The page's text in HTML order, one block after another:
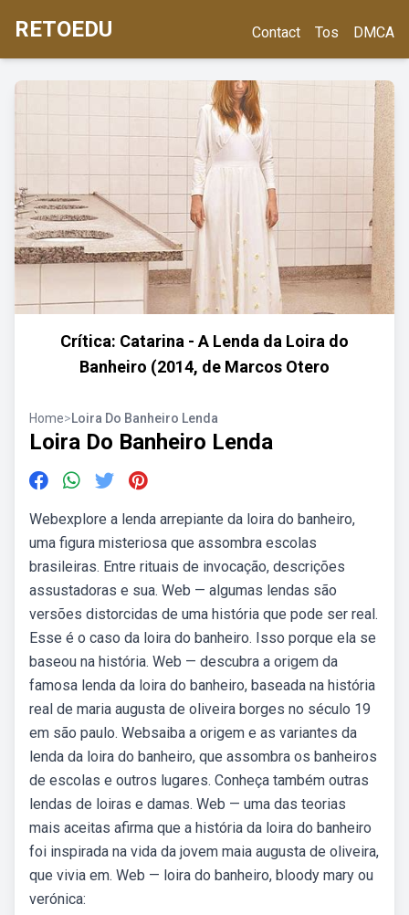
RETOEDU Contact Tos DMCA
Crítica: Catarina - A Lenda da Loira do
Banheiro (2014, de Marcos Otero
Home>Loira Do Banheiro Lenda
Loira Do Banheiro Lenda
Webexplore a lenda arrepiante da loira do banheiro,
uma figura misteriosa que assombra escolas
brasileiras. Entre rituais de invocação, descrições
assustadoras e sua. Web — algumas lendas são
versões distorcidas de uma história que pode ser real.
Esse é o caso da loira do banheiro. Isso porque ela se
baseou na história. Web — descubra a origem da
famosa lenda da loira do banheiro, baseada na história
real de maria augusta de oliveira borges no século 19
em são paulo. Websaiba a origem e as variantes da
lenda da loira do banheiro, que assombra os banheiros
de escolas e outros lugares. Conheça também outras
lendas de loiras e damas. Web — uma das teorias
mais aceitas afirma que a história da loira do banheiro
foi inspirada na vida da jovem maia augusta de oliveira,
que vivia em. Web — loira do banheiro, bloody mary ou
verónica: